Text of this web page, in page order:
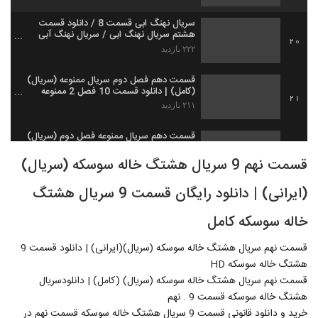
20
سریال نهنگ ابی قسمت 8 / دانلود قسمت
هشتم سریال نهنگ ابی / سریال نهنگ آبی
هشت FULL HD
۲۲۲ بازدید
21
قسمت دهم فصل دوم سریال ممنوعه (سریال)
(کامل) | دانلود قسمت 10 فصل 2 ممنوعه
(online)۲۱۱ بازدید
قسمت دهم سریال ممنوعه فصل دوم (سریال)
۳۵۹ بازدید
قسمت هشتم 8 سریال نهنگ آبی (دانلود)
(سریال)سریال نهنگ آبی 8 : اختلال
24
قسمت نهم سریال هشتگ خاله سوسکه
دانلود سریال نهنگ آبی قسمت هشتم (8)
قسمت نهم 9 سریال هشتگ خاله سوسکه (سریال)
(ایرانی) | دانلود رایگان قسمت 9 سریال هشتگ
خاله سوسکه کامل
قسمت نهم سریال هشتگ خاله سوسکه (سریال)(ایرانی) | دانلود قسمت 9
هشتگ خاله سوسکه HD
قسمت نهم سریال هشتگ خاله سوسکه (سریال) (کامل) | دانلودسریال
هشتگ خاله سوسکه قسمت 9 . نهم
خرید و دانلود قانونی قسمت 9 سریال هشتگ خاله سوسکه قسمت نهم در